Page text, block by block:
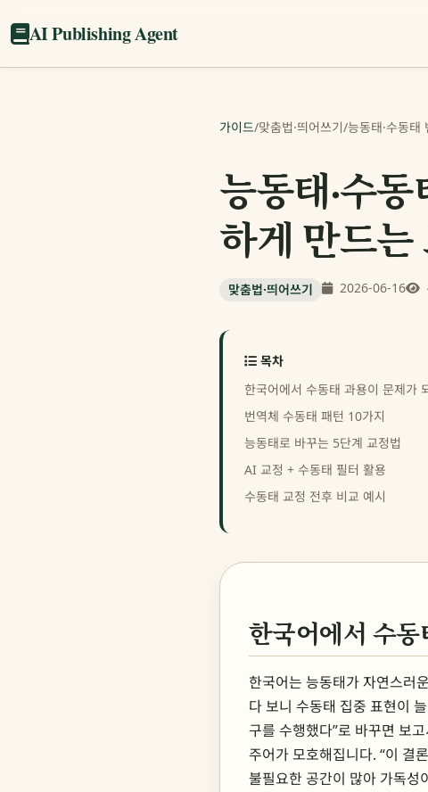
AI Publishing Agent
가이드/맞춤법·띄어쓰기/능동태·수동
능동태·수
하게 만드는
맞춤법·띄어쓰기 2026-06-16
목차
한국어에서 수동태 과용이 문제가
번역체 수동태 패턴 10가지
능동태로 바꾸는 5단계 교정법
AI 교정 + 수동태 필터 활용
수동태 교정 전후 비교 예시
한국어에서 수
한국어는 능동태가 자연스러
다 보니 수동태 집중 표현이
구를 수행했다”로 바꾸면 보
주어가 모호해집니다. “이 결
불필요한 공간이 많아 가독성